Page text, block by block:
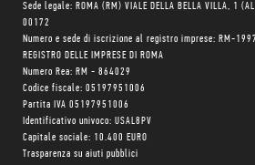
Sede legale: ROMA (RM) VIALE DELLA BELLA VILLA, 1
00172
Numero e sede di iscrizione al registro imprese: RM-
REGISTRO DELLE IMPRESE DI ROMA
Numero Rea: RM - 864029
Codice fiscale: 05197951006
Partita IVA 05197951006
Identificativo univoco: USAL8PV
Capitale sociale: 10.400 EURO
Trasparenza su aiuti pubblici